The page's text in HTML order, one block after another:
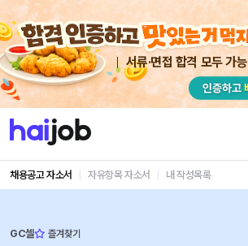
서류·면접 합격 모두 가능
채용공고 자소서 자유항목 자소서 내 작성목록
GC셀 즐겨찾기